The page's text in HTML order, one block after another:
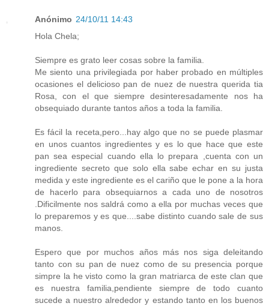
Anónimo 24/10/11 14:43
Hola Chela;
Siempre es grato leer cosas sobre la familia.
Me siento una privilegiada por haber probado en múltiples
ocasiones el delicioso pan de nuez de nuestra querida tia
Rosa, con el que siempre desinteresadamente nos ha
obsequiado durante tantos años a toda la familia.
Es fácil la receta,pero...hay algo que no se puede plasmar
en unos cuantos ingredientes y es lo que hace que este
pan sea especial cuando ella lo prepara ,cuenta con un
ingrediente secreto que solo ella sabe echar en su justa
medida y este ingrediente es el cariño que le pone a la hora
de hacerlo para obsequiarnos a cada uno de nosotros
.Dificilmente nos saldrá como a ella por muchas veces que
lo preparemos y es que....sabe distinto cuando sale de sus
manos.
Espero que por muchos años más nos siga deleitando
tanto con su pan de nuez como de su presencia porque
simpre la he visto como la gran matriarca de este clan que
es nuestra familia,pendiente siempre de todo cuanto
sucede a nuestro alrededor y estando tanto en los buenos